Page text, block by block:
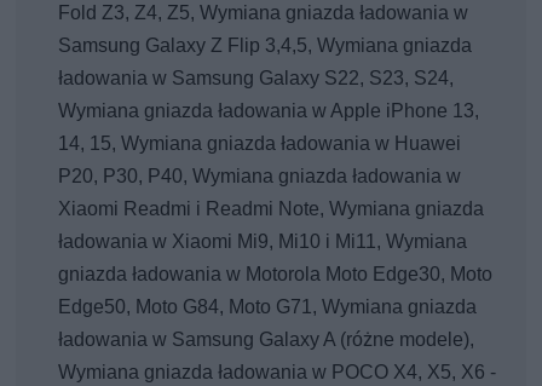
Fold Z3, Z4, Z5, Wymiana gniazda ładowania w
Samsung Galaxy Z Flip 3,4,5, Wymiana gniazda
ładowania w Samsung Galaxy S22, S23, S24,
Wymiana gniazda ładowania w Apple iPhone 13,
14, 15, Wymiana gniazda ładowania w Huawei
P20, P30, P40, Wymiana gniazda ładowania w
Xiaomi Readmi i Readmi Note, Wymiana gniazda
ładowania w Xiaomi Mi9, Mi10 i Mi11, Wymiana
gniazda ładowania w Motorola Moto Edge30, Moto
Edge50, Moto G84, Moto G71, Wymiana gniazda
ładowania w Samsung Galaxy A (różne modele),
Wymiana gniazda ładowania w POCO X4, X5, X6 -